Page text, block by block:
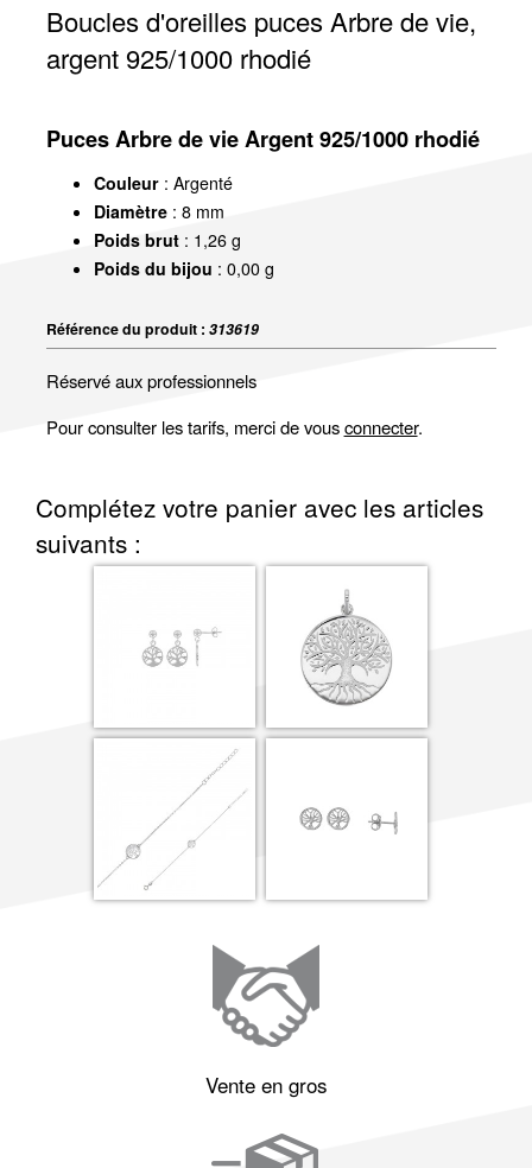
Boucles d'oreilles puces Arbre de vie,
argent 925/1000 rhodié
Puces Arbre de vie Argent 925/1000 rhodié
Couleur: Argenté
Diamètre: 8 mm
Poids brut: 1,26 g
Poids du bijou : 0,00 g
Référence du produit : 313619
Réservé aux professionnels
Pour consulter les tarifs, merci de vousconnecter.
Complétez votre panier avec les articles
suivants :
Vente en gros